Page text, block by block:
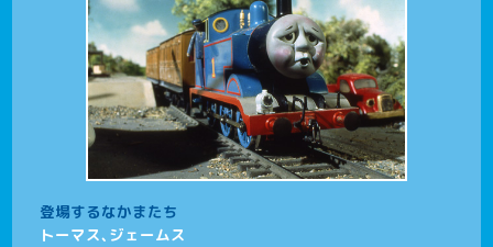
登場するなかまたち
トーマス、ジェームス